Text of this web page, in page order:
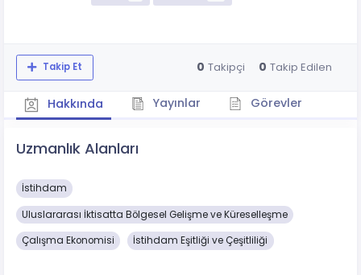
Takip Et 0 Takipçi 0 Takip Edilen
Hakkında Yayınlar Görevler
Uzmanlık Alanları
İstihdam
Uluslararası İktisatta Bölgesel Gelişme ve Küreselleşme
Çalışma Ekonomisi İstihdam Eşitliği ve Çeşitliliği